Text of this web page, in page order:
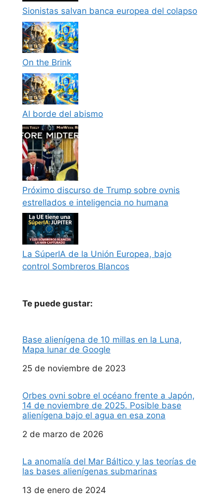
Sionistas salvan banca europea del colapso
On the Brink
Al borde del abismo
Próximo discurso de Trump sobre ovnis
estrellados e inteligencia no humana
La SúperIA de la Unión Europea, bajo
control Sombreros Blancos
Te puede gustar:
Base alienígena de 10 millas en la Luna,
Mapa lunar de Google
Fecha
25 de noviembre de 2023
Orbes ovni sobre el océano frente a Japón,
14 de noviembre de 2025. Posible base
alienígena bajo el agua en esa zona
Fecha
2 de marzo de 2026
La anomalía del Mar Báltico y las teorías de
las bases alienígenas submarinas
Fecha
13 de enero de 2024